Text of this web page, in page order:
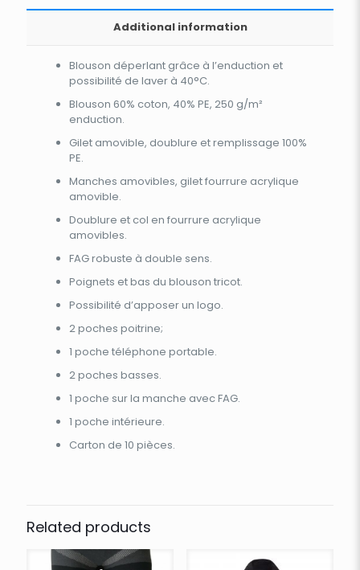
Additional information
Blouson déperlant grâce à l’enduction et
possibilité de laver à 40°C.
Blouson 60% coton, 40% PE, 250 g/m²
enduction.
Gilet amovible, doublure et remplissage 100%
PE.
Manches amovibles, gilet fourrure acrylique
amovible.
Doublure et col en fourrure acrylique
amovibles.
FAG robuste à double sens.
Poignets et bas du blouson tricot.
Possibilité d’apposer un logo.
2 poches poitrine;
1 poche téléphone portable.
2 poches basses.
1 poche sur la manche avec FAG.
1 poche intérieure.
Carton de 10 pièces.
Related products